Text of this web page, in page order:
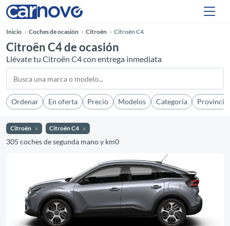
Inicio Coches de ocasión Citroën Citroën C4
Citroën C4 de ocasión
Llévate tu Citroën C4 con entrega inmediata
Ordenar En oferta Precio Modelos Categoría Provincia
Citroën Citroën C4
305 coches de segunda mano y km0